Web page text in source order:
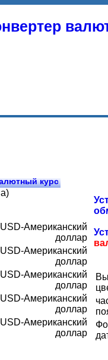
курс
USD-Американский
доллар
USD-Американский
доллар
USD-Американский
доллар
USD-Американский
доллар
USD-Американский
доллар